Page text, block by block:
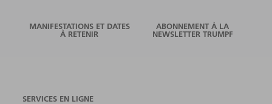
MANIFESTATIONS ET DATES
À RETENIR
ABONNEMENT À LA
NEWSLETTER TRUMPF
SERVICES EN LIGNE